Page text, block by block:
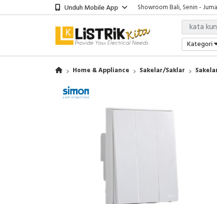
Unduh Mobile App
Showroom Bali, Senin -
Kantor Jakarta, Senin -
Gudang Jakarta, Senin -
Showroom Bali, Senin -
Kategori
Home & Appliance Sakelar/Saklar